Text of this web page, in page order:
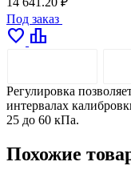
Под заказ
favorite leaderboard
Регулировка
интервалах
25 до 60 кПа.
Похожие